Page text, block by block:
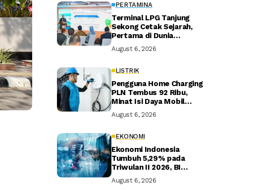
PERTAMINA
Terminal LPG Tanjung
Sekong Cetak Sejarah,
Pertama di Dunia
Terminal
August 6, 2026
LISTRIK
Pengguna Home Charging
PLN Tembus 92 Ribu,
Minat Isi Daya Mobil
Naik
August 6, 2026
EKONOMI
Ekonomi Indonesia
Tumbuh 5,29% pada
Triwulan II 2026, BI
Tahunan Tercapai
August 6, 2026